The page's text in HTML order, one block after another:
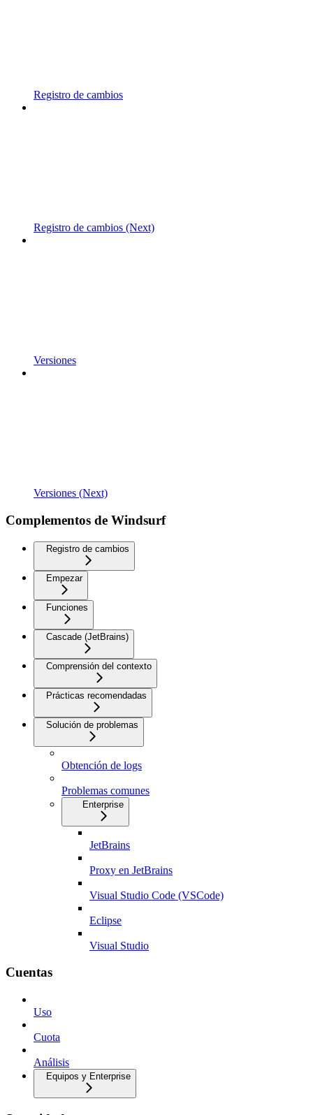
Registro de cambios
Registro de cambios (Next)
Versiones
Versiones (Next)
Complementos de Windsurf
Registro de cambios
Empezar
Funciones
Cascade (JetBrains)
Comprensión del contexto
Prácticas recomendadas
Solución de problemas
Obtención de logs
Problemas comunes
Enterprise
JetBrains
Proxy en JetBrains
Visual Studio Code (VSCode)
Eclipse
Visual Studio
Cuentas
Uso
Cuota
Análisis
Equipos y Enterprise